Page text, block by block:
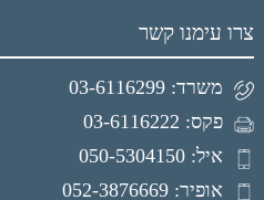
צרו עימנו קשר
משרד: 03-6116299
פקס: 03-6116222
איל: 050-5304150
אופיר: 052-3876669